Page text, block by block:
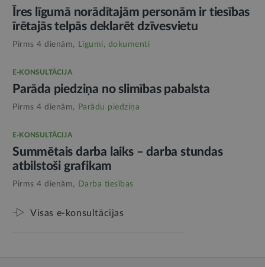
Īres līgumā norādītajām personām ir tiesības
īrētajās telpās deklarēt dzīvesvietu
Pirms 4 dienām, Līgumi, dokumenti
E-KONSULTĀCIJA
Parāda piedziņa no slimības pabalsta
Pirms 4 dienām, Parādu piedziņa
E-KONSULTĀCIJA
Summētais darba laiks – darba stundas
atbilstoši grafikam
Pirms 4 dienām, Darba tiesības
Visas e-konsultācijas